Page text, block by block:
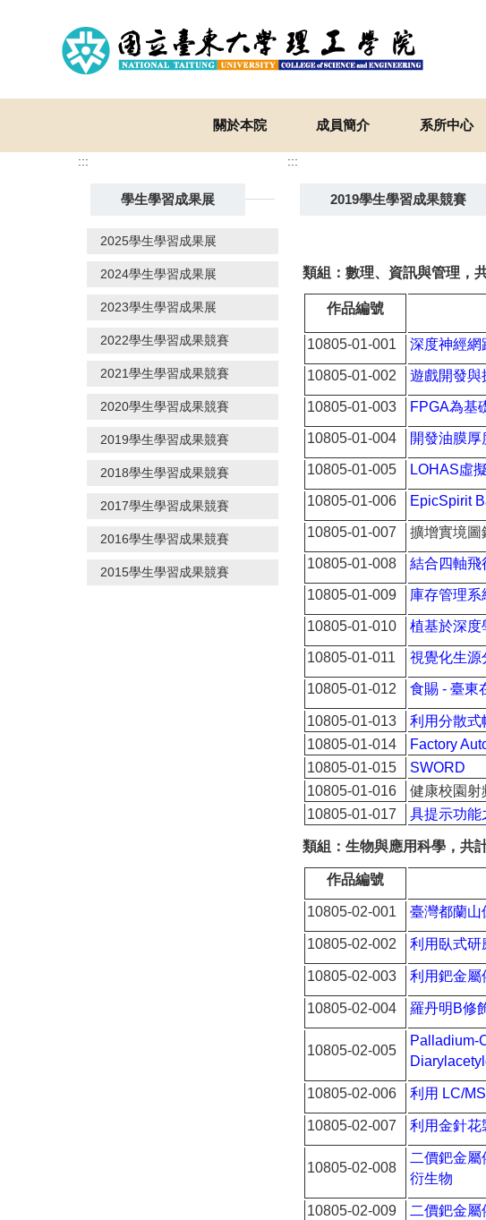
關於本院 成員簡介 系所中心
:::
學生學習成果展
2025學生學習成果展
2024學生學習成果展
2023學生學習成果展
2022學生學習成果競賽
2021學生學習成果競賽
2020學生學習成果競賽
2019學生學習成果競賽
2018學生學習成果競賽
2017學生學習成果競賽
2016學生學習成果競賽
2015學生學習成果競賽
:::
2019學生學習成果競賽
類組：數理、資訊與管理，
作品編號
10805-01-001 深度神經網
10805-01-002 遊戲開發與
10805-01-003 FPGA為基
10805-01-004 開發油膜
10805-01-005 LOHAS虛
10805-01-006 EpicSpirit
10805-01-007 擴增實境圖
10805-01-008 結合四軸飛
10805-01-009 庫存管理系
10805-01-010 植基於深度
10805-01-011 視覺化生源
10805-01-012 食賜- 臺東
10805-01-013
利用分散式
10805-01-014
Factory
10805-01-015
SWORD
10805-01-016
健康校園射
10805-01-017
具提示功能
類組：生物與應用科學，共
作品編號
10805-02-001 臺灣都蘭山
10805-02-002 利用臥式研
10805-02-003 利用鈀金屬
10805-02-004 羅丹明 B修
10805-02-005
Palladium-
10805-02-006 利用 LC/
10805-02-007 利用金針花
10805-02-008
二價鈀金屬
衍生物
10805-02-009 二價鈀金屬